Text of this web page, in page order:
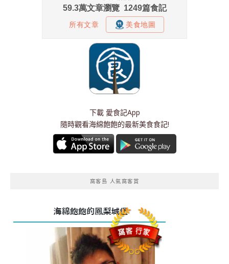
下載 愛食記App
隨時觀看海綿飽飽的最新美食食記!
窩客島 人氣窩客賞